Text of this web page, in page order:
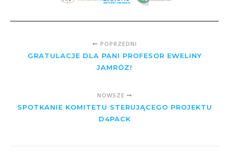
POPRZEDNI
GRATULACJE DLA PANI PROFESOR EWELINY
JAMRÓZ!
NOWSZE
SPOTKANIE KOMITETU STERUJĄCEGO PROJEKTU
D4PACK